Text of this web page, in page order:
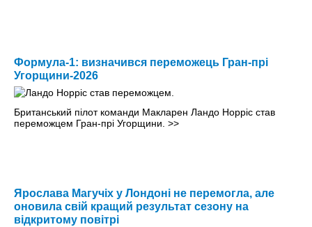
Формула-1: визначився переможець Гран-прі
Угорщини-2026
Британський пілот команди Макларен Ландо Норріс став
переможцем Гран-прі Угорщини. >>
Ярослава Магучіх у Лондоні не перемогла, але
оновила свій кращий результат сезону на
відкритому повітрі